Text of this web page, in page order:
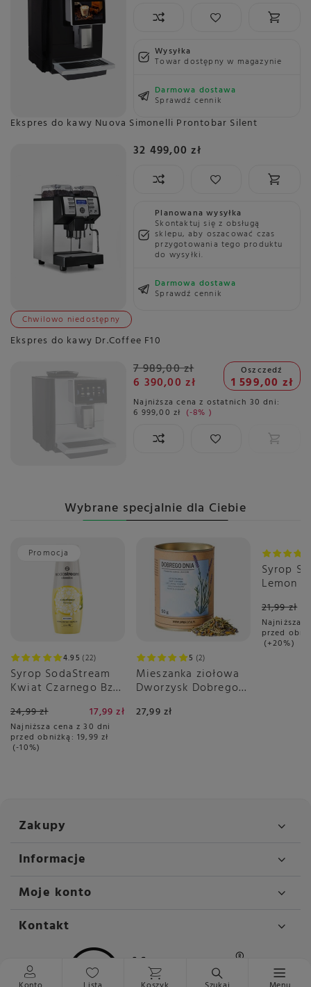
Wysyłka
Towar dostępny w magazynie
Darmowa dostawa
Sprawdź cennik
Ekspres do kawy Nuova Simonelli Prontobar Silent
32 499,00 zł
Planowana wysyłka
Skontaktuj się z obsługą
sklepu, aby oszacować czas
przygotowania tego produktu
do wysyłki.
Darmowa dostawa
Sprawdź cennik
Chwilowo niedostępny
Ekspres do kawy Dr.Coffee F10
7 989,00 zł
6 390,00 zł
Oszczedź
1 599,00 zł
Najniższa cena z ostatnich 30 dni:
6 999,00 zł -8%
Wybrane specjalnie dla Ciebie
Promocja
4.95 22
Syrop SodaStream
Kwiat Czarnego Bzu
24,99 zł 17,99 zł
Najniższa cena z 30 dni
przed obniżką: 19,99 zł
-10%
5 2
Mieszanka ziołowa
Dworzysk Dobrego
27,99 zł
Okazja
Syrop
Lemon
21,99 zł
Najniższa
przed
+20%
Zakupy
Informacje
Moje konto
Kontakt